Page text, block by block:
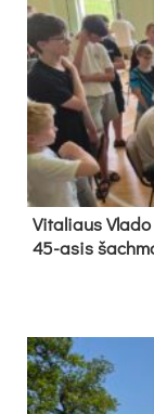
Vi­ta­liaus
45-asis